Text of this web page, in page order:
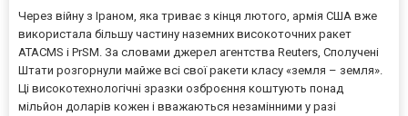
Через війну з Іраном, яка триває з кінця лютого, армія США вже
використала більшу частину наземних високоточних ракет
ATACMS і PrSM. За словами джерел агентства Reuters, Сполучені
Штати розгорнули майже всі свої ракети класу «земля – земля».
Ці високотехнологічні зразки озброєння коштують понад
мільйон доларів кожен і вважаються незамінними у разі